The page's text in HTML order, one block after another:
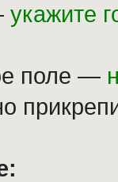
укажите
поле —